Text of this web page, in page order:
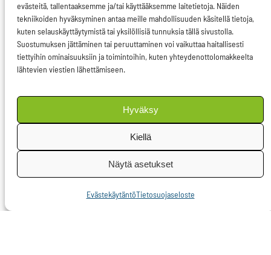
evästeitä, tallentaaksemme ja/tai käyttääksemme laitetietoja. Näiden
tekniikoiden hyväksyminen antaa meille mahdollisuuden käsitellä tietoja,
kuten selauskäyttäytymistä tai yksilöllisiä tunnuksia tällä sivustolla.
Suostumuksen jättäminen tai peruuttaminen voi vaikuttaa haitallisesti
tiettyihin ominaisuuksiin ja toimintoihin, kuten yhteydenottolomakkeelta
lähtevien viestien lähettämiseen.
Hyväksy
Kiellä
Näytä asetukset
EvästekäytäntöTietosuojaseloste
E-4862/08FI
Androulla Vassilioun
komission puolesta
antama vastaus
Komissio sai vuonna
1995 neuvostolta
valtuutuksen
neuvotella kolmansien
maiden kanssa